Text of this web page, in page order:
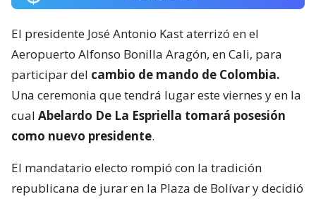
El presidente José Antonio Kast aterrizó en el
Aeropuerto Alfonso Bonilla Aragón, en Cali, para
participar del cambio de mando de Colombia.
Una ceremonia que tendrá lugar este viernes y en la
cual Abelardo De La Espriella tomará posesión
como nuevo presidente.
El mandatario electo rompió con la tradición
republicana de jurar en la Plaza de Bolívar y decidió